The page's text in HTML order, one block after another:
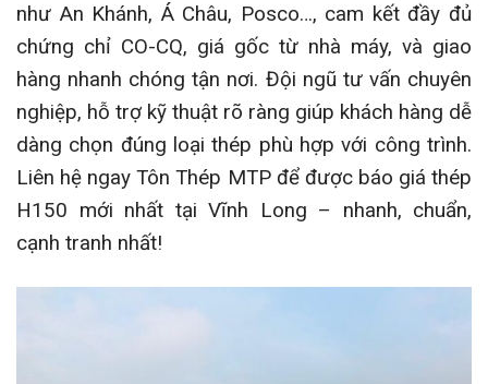
như An Khánh, Á Châu, Posco…, cam kết đầy đủ
chứng chỉ CO-CQ, giá gốc từ nhà máy, và giao
hàng nhanh chóng tận nơi. Đội ngũ tư vấn chuyên
nghiệp, hỗ trợ kỹ thuật rõ ràng giúp khách hàng dễ
dàng chọn đúng loại thép phù hợp với công trình.
Liên hệ ngay Tôn Thép MTP để được báo giá thép
H150 mới nhất tại Vĩnh Long – nhanh, chuẩn,
cạnh tranh nhất!